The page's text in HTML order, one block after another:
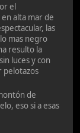
el
alta mar de
las
mas negro
resulto la
luces y con
pelotazos
de
eso si a esas